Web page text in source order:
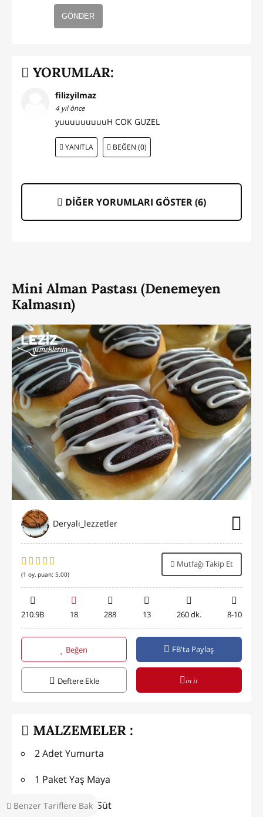
Benzer Tariflere Bak
GÖNDER
YORUMLAR:
filizyilmaz
4 yıl önce
yuuuuuuuuuH COK GUZEL
YANITLA BEĞEN (0)
DİĞER YORUMLARI GÖSTER (6)
Mini Alman Pastası (Denemeyen
Kalmasın)
Deryali_lezzetler
(1 oy, puan: 5.00)
Mutfağı Takip Et
210.9B 18 288 13 260 dk. 8-10
Beğen FB'ta Paylaş
Deftere Ekle in it
MALZEMELER :
2 Adet Yumurta
1 Paket Yaş Maya
1 Çay Bardağı Süt